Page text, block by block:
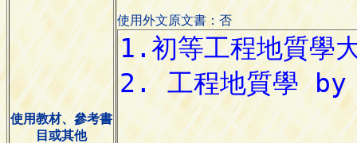
使用教材、參考書
目或其他
使用外文原文書：否